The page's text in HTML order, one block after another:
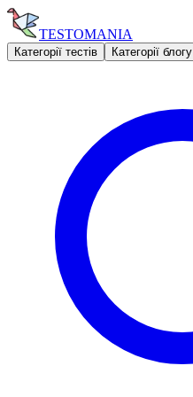
TESTOMANIA
Категорії тестів Категорії блогу